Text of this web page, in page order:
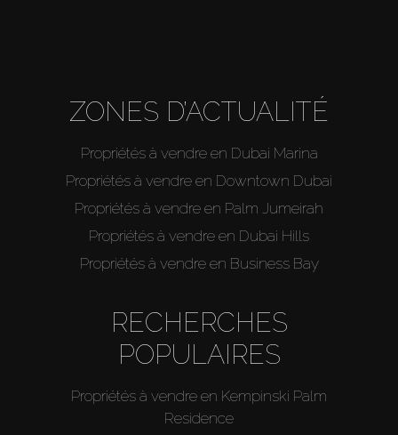
ZONES D’ACTUALITÉ
Propriétés à vendre en Dubai Marina
Propriétés à vendre en Downtown Dubai
Propriétés à vendre en Palm Jumeirah
Propriétés à vendre en Dubai Hills
Propriétés à vendre en Business Bay
RECHERCHES
POPULAIRES
Propriétés à vendre en Kempinski Palm
Residence